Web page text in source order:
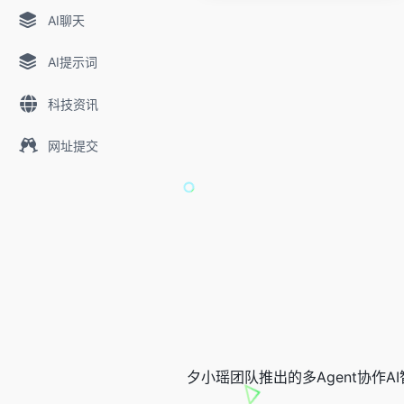
AI聊天
AI提示词
科技资讯
网址提交
夕小瑶团队推出的多Agent协作AI